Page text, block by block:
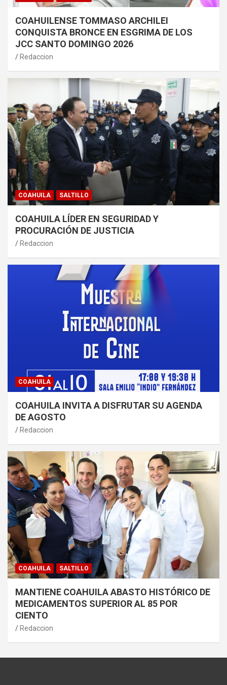
COAHUILENSE TOMMASO ARCHILEI
CONQUISTA BRONCE EN ESGRIMA DE LOS
JCC SANTO DOMINGO 2026
Redaccion
COAHUILA SALTILLO
COAHUILA LÍDER EN SEGURIDAD Y
PROCURACIÓN DE JUSTICIA
Redaccion
COAHUILA
COAHUILA INVITA A DISFRUTAR SU AGENDA
DE AGOSTO
Redaccion
COAHUILA SALTILLO
MANTIENE COAHUILA ABASTO HISTÓRICO DE
MEDICAMENTOS SUPERIOR AL 85 POR
CIENTO
Redaccion